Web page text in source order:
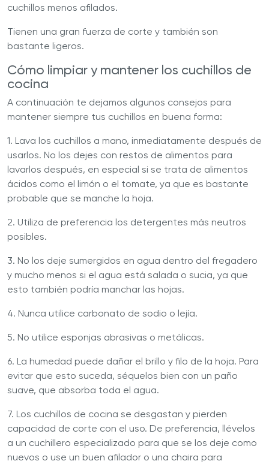
cuchillos menos afilados.
Tienen una gran fuerza de corte y también son
bastante ligeros.
Cómo limpiar y mantener los cuchillos de
cocina
A continuación te dejamos algunos consejos para
mantener siempre tus cuchillos en buena forma:
1. Lava los cuchillos a mano, inmediatamente después de
usarlos. No los dejes con restos de alimentos para
lavarlos después, en especial si se trata de alimentos
ácidos como el limón o el tomate, ya que es bastante
probable que se manche la hoja.
2. Utiliza de preferencia los detergentes más neutros
posibles.
3. No los deje sumergidos en agua dentro del fregadero
y mucho menos si el agua está salada o sucia, ya que
esto también podría manchar las hojas.
4. Nunca utilice carbonato de sodio o lejía.
5. No utilice esponjas abrasivas o metálicas.
6. La humedad puede dañar el brillo y filo de la hoja. Para
evitar que esto suceda, séquelos bien con un paño
suave, que absorba toda el agua.
7. Los cuchillos de cocina se desgastan y pierden
capacidad de corte con el uso. De preferencia, llévelos
a un cuchillero especializado para que se los deje como
nuevos o use un buen afilador o una chaira para